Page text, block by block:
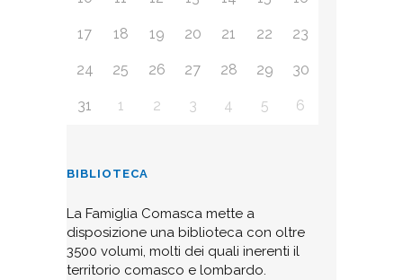
17 18 19 20 21 22 23
24 25 26 27 28 29 30
31 1 2 3 4 5 6
BIBLIOTECA
La Famiglia Comasca mette a
disposizione una biblioteca con oltre
3500 volumi, molti dei quali inerenti il
territorio comasco e lombardo.